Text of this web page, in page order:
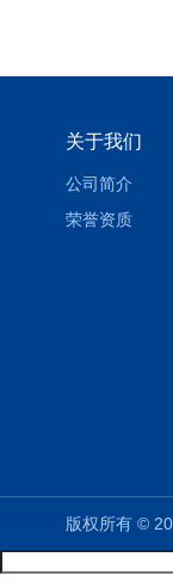
关于我们
公司简介
荣誉资质
版权所有 ©